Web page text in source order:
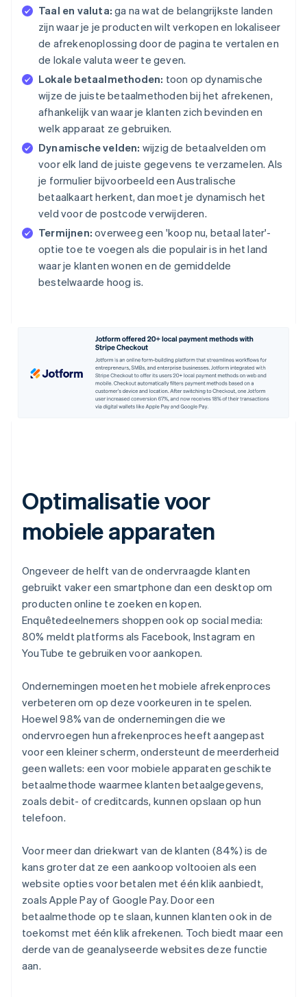
Taal en valuta: ga na wat de belangrijkste landen
zijn waar je je producten wilt verkopen en lokaliseer
de afrekenoplossing door de pagina te vertalen en
de lokale valuta weer te geven.
Lokale betaalmethoden: toon op dynamische
wijze de juiste betaalmethoden bij het afrekenen,
afhankelijk van waar je klanten zich bevinden en
welk apparaat ze gebruiken.
Dynamische velden: wijzig de betaalvelden om
voor elk land de juiste gegevens te verzamelen. Als
je formulier bijvoorbeeld een Australische
betaalkaart herkent, dan moet je dynamisch het
veld voor de postcode verwijderen.
Termijnen: overweeg een 'koop nu, betaal later'-
optie toe te voegen als die populair is in het land
waar je klanten wonen en de gemiddelde
bestelwaarde hoog is.
Optimalisatie voor
mobiele apparaten
Ongeveer de helft van de ondervraagde klanten
gebruikt vaker een smartphone dan een desktop om
producten online te zoeken en kopen.
Enquêtedeelnemers shoppen ook op social media:
80% meldt platforms als Facebook, Instagram en
YouTube te gebruiken voor aankopen.
Ondernemingen moeten het mobiele afrekenproces
verbeteren om op deze voorkeuren in te spelen.
Hoewel 98% van de ondernemingen die we
ondervroegen hun afrekenproces heeft aangepast
voor een kleiner scherm, ondersteunt de meerderheid
geen wallets: een voor mobiele apparaten geschikte
betaalmethode waarmee klanten betaalgegevens,
zoals debit- of creditcards, kunnen opslaan op hun
telefoon.
Voor meer dan driekwart van de klanten (84%) is de
kans groter dat ze een aankoop voltooien als een
website opties voor betalen met één klik aanbiedt,
zoals Apple Pay of Google Pay. Door een
betaalmethode op te slaan, kunnen klanten ook in de
toekomst met één klik afrekenen. Toch biedt maar een
derde van de geanalyseerde websites deze functie
aan.